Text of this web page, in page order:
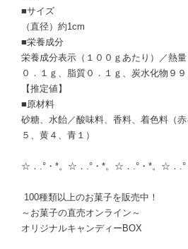
■サイズ
（直径）約1cm
■栄養成分
栄養成分表示（１００ｇあたり）／熱
０．１ｇ、脂質０．１ｇ、炭水化物９
【推定値】
■原材料
砂糖、水飴／酸味料、香料、着色料（
５、黄４、青１）
☆．.°・*。☆．.°・*。☆．.°・*。☆．
100種類以上のお菓子を販売中！
～お菓子の直売オンライン～
オリジナルキャンディーBOX